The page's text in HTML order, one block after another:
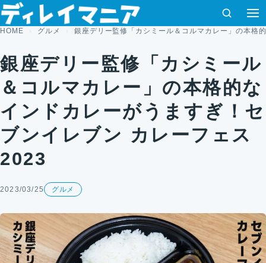
コンテンツへスキップ
検索
HOME グルメ 銀座デリー監修「カシミール＆コルマカレー」の本格
銀座デリー監修「カシミール
＆コルマカレー」の本格的な
インドカレーがうますぎ！セ
ブンイレブン カレーフェス
2023
2023/03/25 グルメ